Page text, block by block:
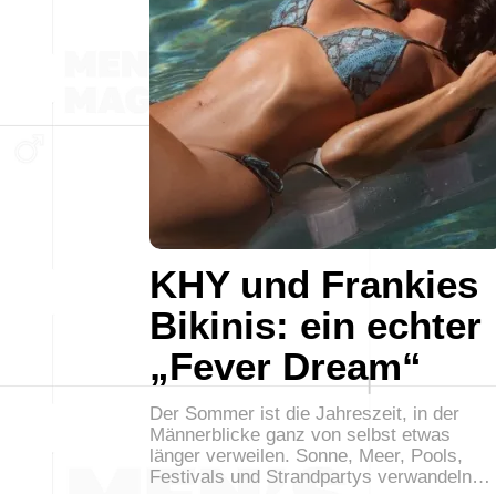
KHY und Frankies
Bikinis: ein echter
„Fever Dream“
Der Sommer ist die Jahreszeit, in der
Männerblicke ganz von selbst etwas
länger verweilen. Sonne, Meer, Pools,
Festivals und Strandpartys verwandeln…